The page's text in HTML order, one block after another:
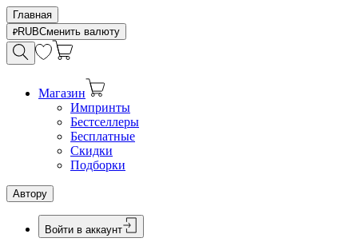
Главная
RUBСменить валюту
Магазин
Импринты
Бестселлеры
Бесплатные
Скидки
Подборки
Автору
Войти в аккаунт